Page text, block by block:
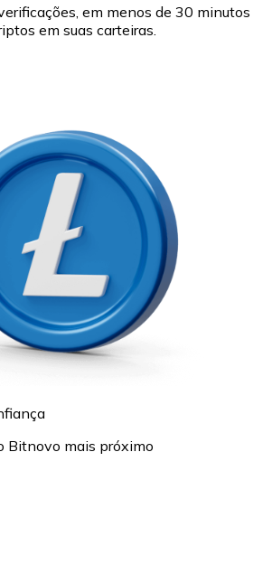
em menos de 30 minutos
em suas carteiras.
Bitnovo mais próximo